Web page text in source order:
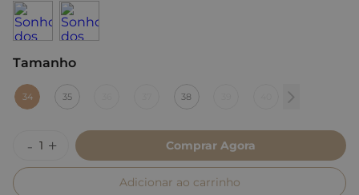
Tamanho
: 34
34 35 38
Comprar Agora
Adicionar ao carrinho